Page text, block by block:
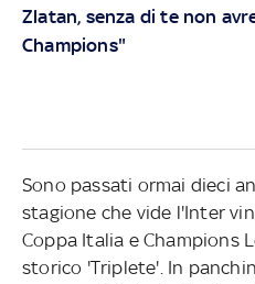
Zlatan, senza di te non
Champions"
Sono passati ormai dieci
stagione che vide l'Inter
Coppa Italia e Champions
storico 'Triplete'. In